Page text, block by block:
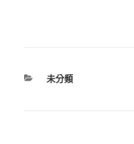
分
未分類